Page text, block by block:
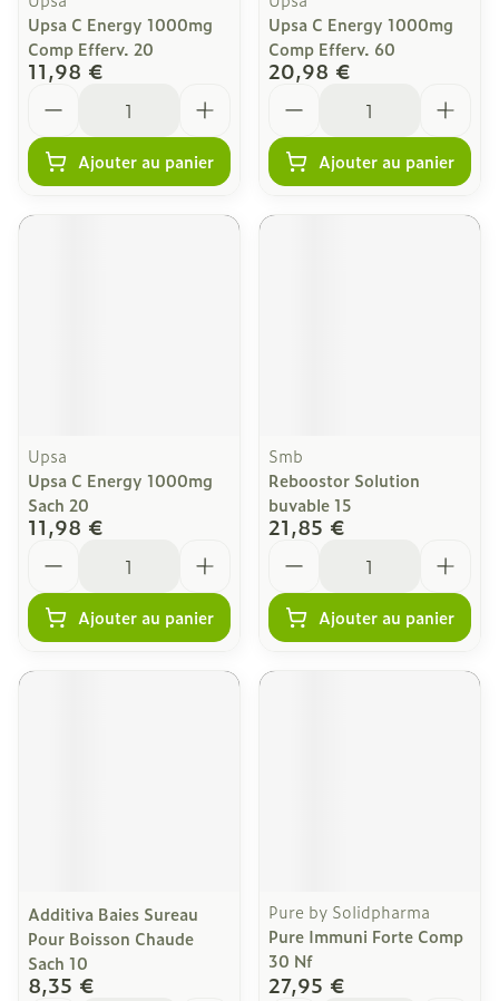
Upsa C Energy 1000mg
Comp Efferv. 20
11,98 €
Ajouter au panier
Upsa C Energy 1000mg
Comp Efferv. 60
20,98 €
Ajouter au panier
Upsa
Upsa C Energy 1000mg
Sach 20
11,98 €
Ajouter au panier
Smb
Reboostor Solution
buvable 15
21,85 €
Ajouter au panier
Additiva Baies Sureau
Pour Boisson Chaude
Sach 10
8,35 €
Pure by Solidpharma
Pure Immuni Forte Comp
30 Nf
27,95 €